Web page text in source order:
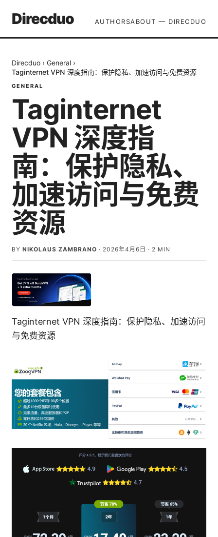
Direcduo AUTHORSABOUT — DIRECDUO
Direcduo › General ›
Taginternet VPN 深度指南：保护隐私、加速访问与免费资源
GENERAL
Taginternet
VPN 深度指
南：保护隐私、
加速访问与免费
资源
BY NIKOLAUS ZAMBRANO · 2026年4月6日 · 2 MIN
Taginternet VPN 深度指南：保护隐私、加速访问
与免费资源